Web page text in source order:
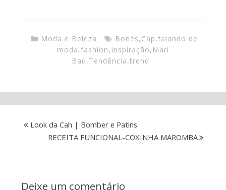
Moda e Beleza Bonés,Cap,falando de
moda,fashion, Inspiração, Mari
Baú,Tendência,trend
Look da Cah | Bomber e Patins
RECEITA FUNCIONAL-COXINHA MAROMBA
Deixe um comentário